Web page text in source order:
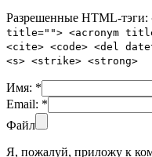
Разрешенные HTML-тэги:
title=""> <acronym
<cite> <code> <del
<s> <strike> <strong>
Имя: *
Email: *
Файл
Я, пожалуй, приложу к